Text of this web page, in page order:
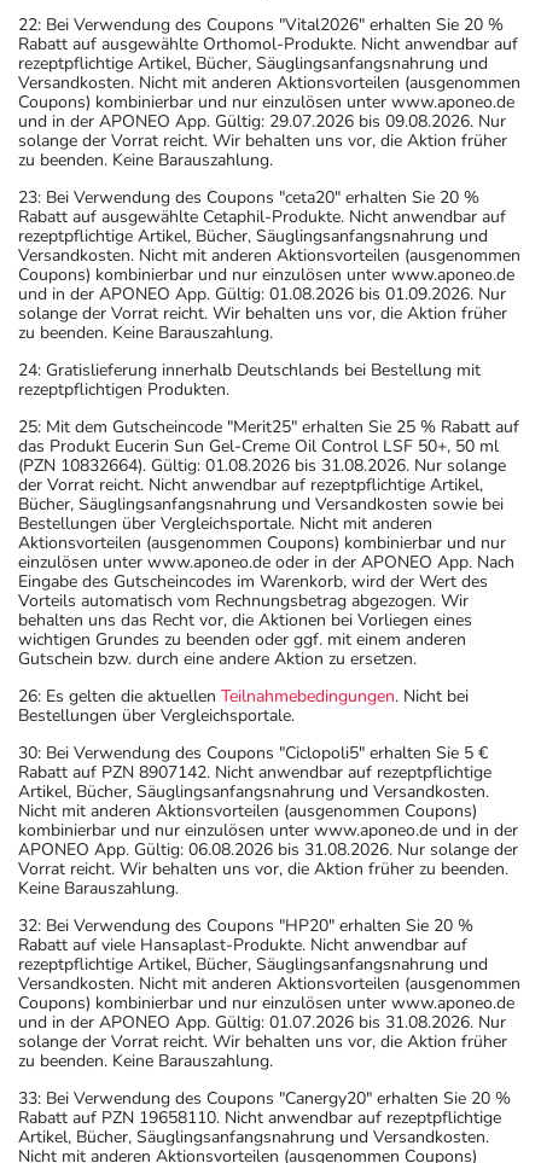
Aufbewahrung
Lagerung vor Anbruch
Das Arzneimittel muss vor Hitze geschützt aufbewahrt
werden.
Aufbewahrung nach Anbruch oder Zubereitung
Das Arzneimittel darf nach Anbruch/Zubereitung
höchstens 4 Monate verwendet werden!
Das Arzneimittel muss nach Anbruch/Zubereitung bei
Raumtemperatur aufbewahrt werden!
Diese Angabe gilt nur für Kapseln in der Dose. Für
Kapseln in der Durchdrückpackung gilt das aufgedruckte
Verfalldatum.
Wichtige Hinweise
Was sollten Sie beachten?
- Vorsicht: Das Reaktionsvermögen kann auch bei
bestimmungsgemäßem Gebrauch beeinträchtigt sein.
Achten Sie vor allem darauf, wenn Sie am Straßenverkehr
teilnehmen oder Maschinen (auch im Haushalt) bedienen,
mit denen Sie sich verletzen können.
- Bei Frauen im gebärfähigen Alter sind während und
wirksame Verhütungsmethoden erforderlich. Sprechen
- Durch plötzliches Absetzen können Probleme oder
Beschwerden auftreten. Deshalb sollte die Behandlung
langsam, das heißt mit einem schrittweisen
Ausschleichen der Dosis, beendet werden. Lassen Sie
sich dazu am besten von Ihrem Arzt oder Apotheker
- Während der Behandlung sind geeignete
schwangerschaftsverhütende Maßnahmen durchzuführen.
- Vorsicht bei Allergie gegen Maisstärke!
- Vorsicht bei Alpha-Gal-Allergie (Allergie gegen rotes
Fleisch)!
- Vorsicht bei Allergie gegen Propylenglykol und ähnliche
Stoffe!
- Es kann Arzneimittel geben, mit denen
22: Bei Verwendung des Coupons "Vital2026" erhalten Sie 20 %
Rabatt auf ausgewählte Orthomol-Produkte. Nicht anwendbar auf
rezeptpflichtige Artikel, Bücher, Säuglingsanfangsnahrung und
Versandkosten. Nicht mit anderen Aktionsvorteilen (ausgenommen
Coupons) kombinierbar und nur einzulösen unter www.aponeo.de
und in der APONEO App. Gültig: 29.07.2026 bis 09.08.2026. Nur
solange der Vorrat reicht. Wir behalten uns vor, die Aktion früher
zu beenden. Keine Barauszahlung.
23: Bei Verwendung des Coupons "ceta20" erhalten Sie 20 %
Rabatt auf ausgewählte Cetaphil-Produkte. Nicht anwendbar auf
rezeptpflichtige Artikel, Bücher, Säuglingsanfangsnahrung und
Versandkosten. Nicht mit anderen Aktionsvorteilen (ausgenommen
Coupons) kombinierbar und nur einzulösen unter www.aponeo.de
und in der APONEO App. Gültig: 01.08.2026 bis 01.09.2026. Nur
solange der Vorrat reicht. Wir behalten uns vor, die Aktion früher
zu beenden. Keine Barauszahlung.
24: Gratislieferung innerhalb Deutschlands bei Bestellung mit
rezeptpflichtigen Produkten.
25: Mit dem Gutscheincode "Merit25" erhalten Sie 25 % Rabatt auf
das Produkt Eucerin Sun Gel-Creme Oil Control LSF 50+, 50 ml
(PZN 10832664). Gültig: 01.08.2026 bis 31.08.2026. Nur solange
der Vorrat reicht. Nicht anwendbar auf rezeptpflichtige Artikel,
Bücher, Säuglingsanfangsnahrung und Versandkosten sowie bei
Bestellungen über Vergleichsportale. Nicht mit anderen
Aktionsvorteilen (ausgenommen Coupons) kombinierbar und nur
einzulösen unter www.aponeo.de oder in der APONEO App. Nach
Eingabe des Gutscheincodes im Warenkorb, wird der Wert des
Vorteils automatisch vom Rechnungsbetrag abgezogen. Wir
behalten uns das Recht vor, die Aktionen bei Vorliegen eines
wichtigen Grundes zu beenden oder ggf. mit einem anderen
Gutschein bzw. durch eine andere Aktion zu ersetzen.
26: Es gelten die aktuellen Teilnahmebedingungen. Nicht bei
Bestellungen über Vergleichsportale.
30: Bei Verwendung des Coupons "Ciclopoli5" erhalten Sie 5 €
Rabatt auf PZN 8907142. Nicht anwendbar auf rezeptpflichtige
Artikel, Bücher, Säuglingsanfangsnahrung und Versandkosten.
Nicht mit anderen Aktionsvorteilen (ausgenommen Coupons)
kombinierbar und nur einzulösen unter www.aponeo.de und in der
APONEO App. Gültig: 06.08.2026 bis 31.08.2026. Nur solange der
Vorrat reicht. Wir behalten uns vor, die Aktion früher zu beenden.
Keine Barauszahlung.
32: Bei Verwendung des Coupons "HP20" erhalten Sie 20 %
Rabatt auf viele Hansaplast-Produkte. Nicht anwendbar auf
rezeptpflichtige Artikel, Bücher, Säuglingsanfangsnahrung und
Versandkosten. Nicht mit anderen Aktionsvorteilen (ausgenommen
Coupons) kombinierbar und nur einzulösen unter www.aponeo.de
und in der APONEO App. Gültig: 01.07.2026 bis 31.08.2026. Nur
solange der Vorrat reicht. Wir behalten uns vor, die Aktion früher
zu beenden. Keine Barauszahlung.
33: Bei Verwendung des Coupons "Canergy20" erhalten Sie 20 %
Rabatt auf PZN 19658110. Nicht anwendbar auf rezeptpflichtige
Artikel, Bücher, Säuglingsanfangsnahrung und Versandkosten.
Nicht mit anderen Aktionsvorteilen (ausgenommen Coupons)